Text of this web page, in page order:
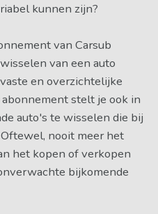
kunnen zijn?
van Carsub
van een auto
en overzichtelijke
stelt je ook in
auto's te wisselen die bij
nooit meer het
het kopen of verkopen
bijkomende